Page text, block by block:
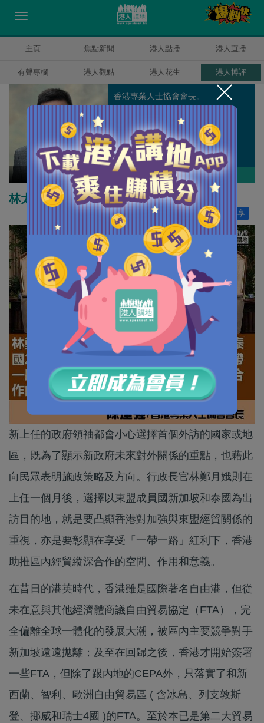
主頁 焦點新聞 港人點播 港人直播
有聲專欄 港人觀點 港人花生 港人博評
陳建強
香港專業人士協會會長。
作者其他博評
林太首次外訪推動參與「一帶一路」
分享
讚好 0
新上任的政府領袖都會小心選擇首個外訪的國家或地
區，既為了顯示新政府未來對外關係的重點，也藉此
向民眾表明施政策略及方向。行政長官林鄭月娥則在
上任一個月後，選擇以東盟成員國新加坡和泰國為出
訪目的地，就是要凸顯香港對加強與東盟經貿關係的
重視，亦是要彰顯在享受「一帶一路」紅利下，香港
助推區內經貿縱深合作的空間、作用和意義。
在昔日的港英時代，香港雖是國際著名自由港，但從
未在意與其他經濟體商議自由貿易協定（FTA），完
全偏離全球一體化的發展大潮，被區內主要競爭對手
新加坡遠遠拋離；及至在回歸之後，香港才開始簽署
一些FTA，但除了跟內地的CEPA外，只落實了和新
西蘭、智利、歐洲自由貿易區 ( 含冰島、列支敦斯
登、挪威和瑞士4國 )的FTA。至於本已是第二大貿易